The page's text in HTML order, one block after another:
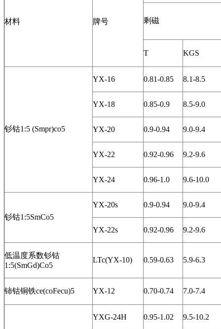
材料 牌号 剩磁
T KGS
钐钴1:5 (Smpr)co5
YX-16 0.81-0.85 8.1-8.5
YX-18 0.85-0.9 8.5-9.0
YX-20 0.9-0.94 9.0-9.4
YX-22 0.92-0.96 9.2-9.6
YX-24 0.96-1.0 9.6-10.0
钐钴1:5SmCo5
YX-20s 0.9-0.94 9.0-9.4
YX-22s 0.92-0.96 9.2-9.6
低温度系数钐钴
1:5(SmGd)Co5
LTc(YX-10) 0.59-0.63 5.9-6.3
铈钴铜铁ce(coFecu)5 YX-12 0.70-0.74 7.0-7.4
YXG-24H 0.95-1.02 9.5-10.2